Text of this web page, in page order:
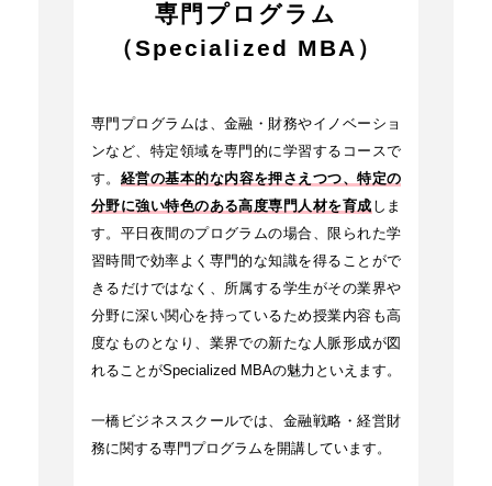
専門プログラム
（Specialized MBA）
専門プログラムは、金融・財務やイノベーショ
ンなど、特定領域を専門的に学習するコースで
す。 経営の基本的な内容を押さえつつ、特定の
分野に強い特色のある高度専門人材を育成 しま
す。平日夜間のプログラムの場合、限られた学
習時間で効率よく専門的な知識を得ることがで
きるだけではなく、所属する学生がその業界や
分野に深い関心を持っているため授業内容も高
度なものとなり、業界での新たな人脈形成が図
れることがSpecialized MBAの魅力といえます。
一橋ビジネススクールでは、金融戦略・経営財
務に関する専門プログラムを開講しています。